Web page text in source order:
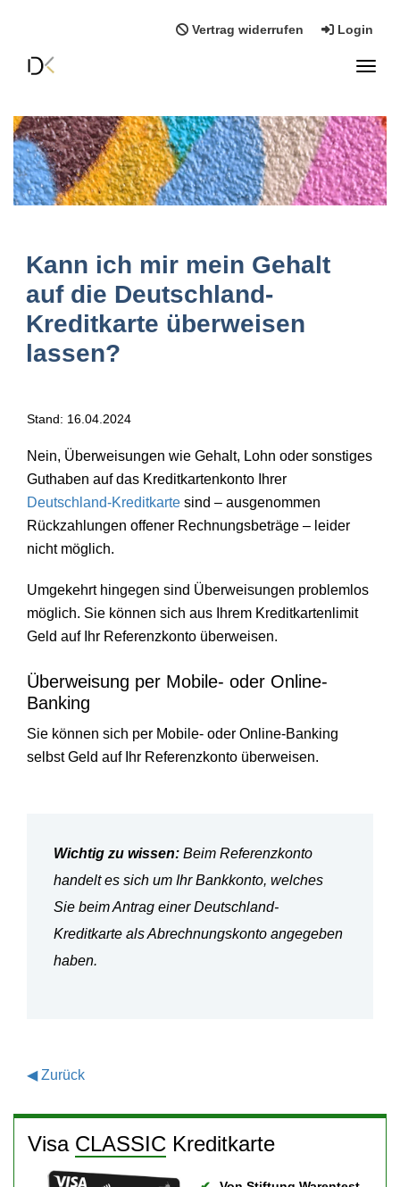
Vertrag widerrufen Login
Kann ich mir mein Gehalt
auf die Deutschland-
Kreditkarte überweisen
lassen?
Stand: 16.04.2024
Nein, Überweisungen wie Gehalt, Lohn oder sonstiges
Guthaben auf das Kreditkartenkonto Ihrer
Deutschland-Kreditkarte sind – ausgenommen
Rückzahlungen offener Rechnungsbeträge – leider
nicht möglich.
Umgekehrt hingegen sind Überweisungen problemlos
möglich. Sie können sich aus Ihrem Kreditkartenlimit
Geld auf Ihr Referenzkonto überweisen.
Überweisung per Mobile- oder Online-
Banking
Sie können sich per Mobile- oder Online-Banking
selbst Geld auf Ihr Referenzkonto überweisen.
Wichtig zu wissen: Beim Referenzkonto
handelt es sich um Ihr Bankkonto, welches
Sie beim Antrag einer Deutschland-
Kreditkarte als Abrechnungskonto angegeben
haben.
◀Zurück
Visa CLASSIC Kreditkarte